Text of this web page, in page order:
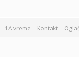
1A vreme Kontakt